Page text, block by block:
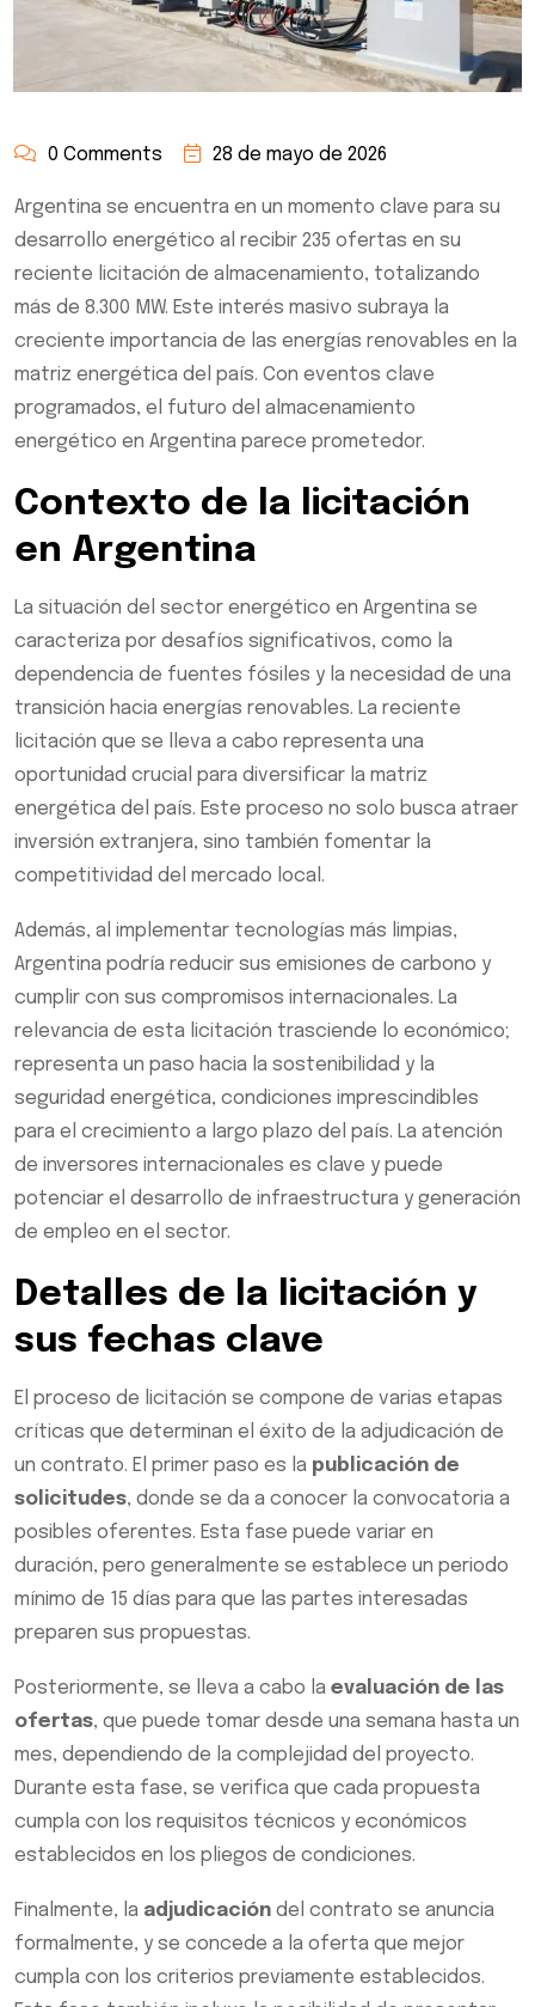
0 Comments 28 de mayo de 2026
Argentina se encuentra en un momento clave para su
desarrollo energético al recibir 235 ofertas en su
reciente licitación de almacenamiento, totalizando
más de 8.300 MW. Este interés masivo subraya la
creciente importancia de las energías renovables en la
matriz energética del país. Con eventos clave
programados, el futuro del almacenamiento
energético en Argentina parece prometedor.
Contexto de la licitación
en Argentina
La situación del sector energético en Argentina se
caracteriza por desafíos significativos, como la
dependencia de fuentes fósiles y la necesidad de una
transición hacia energías renovables. La reciente
licitación que se lleva a cabo representa una
oportunidad crucial para diversificar la matriz
energética del país. Este proceso no solo busca atraer
inversión extranjera, sino también fomentar la
competitividad del mercado local.
Además, al implementar tecnologías más limpias,
Argentina podría reducir sus emisiones de carbono y
cumplir con sus compromisos internacionales. La
relevancia de esta licitación trasciende lo económico;
representa un paso hacia la sostenibilidad y la
seguridad energética, condiciones imprescindibles
para el crecimiento a largo plazo del país. La atención
de inversores internacionales es clave y puede
potenciar el desarrollo de infraestructura y generación
de empleo en el sector.
Detalles de la licitación y
sus fechas clave
El proceso de licitación se compone de varias etapas
críticas que determinan el éxito de la adjudicación de
un contrato. El primer paso es la publicación de
solicitudes, donde se da a conocer la convocatoria a
posibles oferentes. Esta fase puede variar en
duración, pero generalmente se establece un periodo
mínimo de 15 días para que las partes interesadas
preparen sus propuestas.
Posteriormente, se lleva a cabo la evaluación de las
ofertas, que puede tomar desde una semana hasta un
mes, dependiendo de la complejidad del proyecto.
Durante esta fase, se verifica que cada propuesta
cumpla con los requisitos técnicos y económicos
establecidos en los pliegos de condiciones.
Finalmente, la adjudicación del contrato se anuncia
formalmente, y se concede a la oferta que mejor
cumpla con los criterios previamente establecidos.